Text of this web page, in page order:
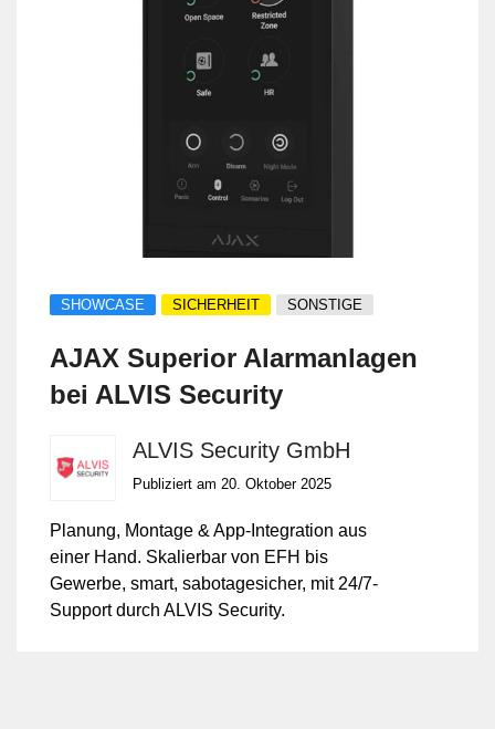
Installation, Programmierung und App-
Security GmbH – 17 Jahre Erfahrung in
Sicherheitstechnik inklusive.
SHOWCASE SICHERHEIT SONSTIGE
AJAX Superior Alarmanlagen
bei ALVIS Security
ALVIS Security GmbH
Publiziert am 20. Oktober 2025
Planung, Montage & App-Integration aus
einer Hand. Skalierbar von EFH bis
Gewerbe, smart, sabotagesicher, mit 24/7-
Support durch ALVIS Security.